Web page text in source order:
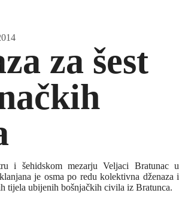
za šest
i šehidskom mezarju Veljaci Bratunac u
je osma po redu kolektivna dženaza i
tijela ubijenih bošnjačkih civila iz Bratunca.